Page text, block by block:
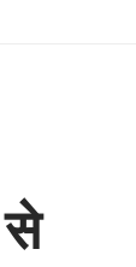
से